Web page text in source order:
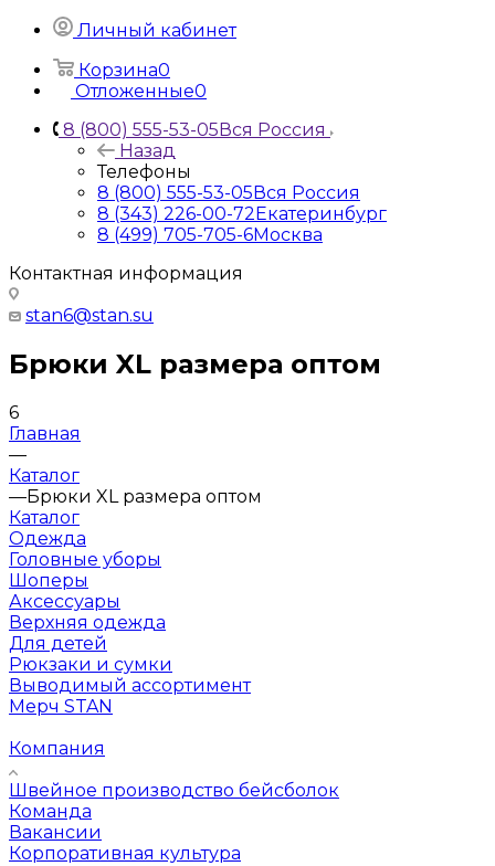
Личный кабинет
Корзина0
Отложенные0
8 (800) 555-53-05Вся Россия
Назад
Телефоны
8 (800) 555-53-05Вся Россия
8 (343) 226-00-72Екатеринбург
8 (499) 705-705-6Москва
Контактная информация
stan6@stan.su
Брюки XL размера оптом
6
Главная
—
Каталог
—Брюки XL размера оптом
Каталог
Одежда
Головные уборы
Шоперы
Аксессуары
Верхняя одежда
Для детей
Рюкзаки и сумки
Выводимый ассортимент
Мерч STAN
Компания
Швейное производство бейсболок
Команда
Вакансии
Корпоративная культура